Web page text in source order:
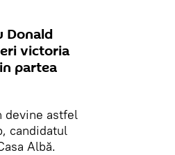
Donald
victoria
partea
devine astfel
candidatul
Albă.